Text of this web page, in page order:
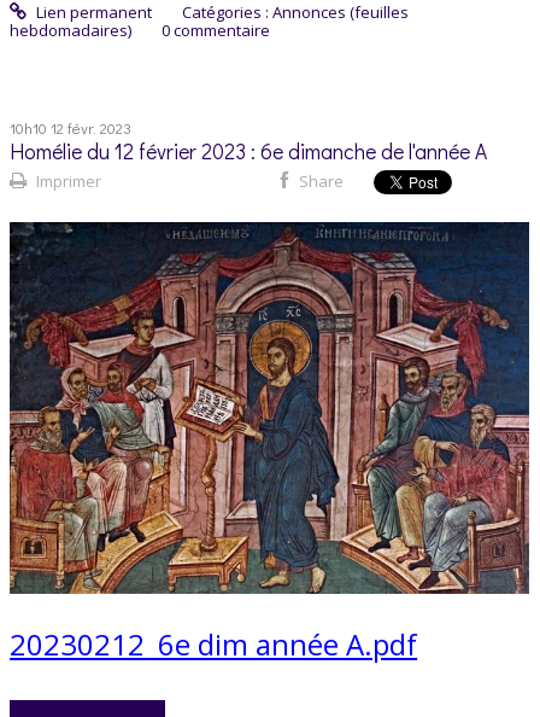
Lien permanent Catégories : Annonces (feuilles
hebdomadaires)
0commentaire
10h10 12 févr. 2023
Homélie du 12 février 2023 : 6e dimanche de l'année A
Imprimer Share
20230212_6e dim année A.pdf